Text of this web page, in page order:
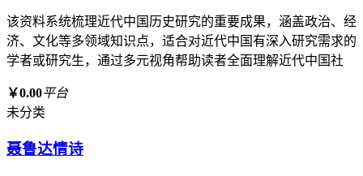
该资料系统梳理近代中国历史研究的重要成果，涵盖政治、经
济、文化等多领域知识点，适合对近代中国有深入研究需求的
学者或研究生，通过多元视角帮助读者全面理解近代中国社
￥0.00平台
未分类
聂鲁达情诗